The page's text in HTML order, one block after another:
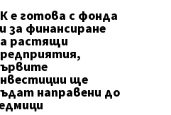
е готова с фонда
за финансиране
растящи
ще
направени до